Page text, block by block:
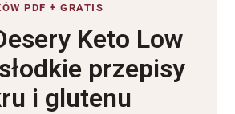
PDF + GRATIS
Keto Low
przepisy
i glutenu